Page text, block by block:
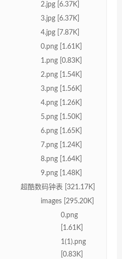
2.jpg [6.37K]
3.jpg [6.37K]
4.jpg [7.87K]
0.png [1.61K]
1.png [0.83K]
2.png [1.54K]
3.png [1.56K]
4.png [1.26K]
5.png [1.50K]
6.png [1.65K]
7.png [1.24K]
8.png [1.64K]
9.png [1.48K]
超酷数码钟表 [321.17K]
images [295.20K]
0.png
[1.61K]
1(1).png
[0.83K]